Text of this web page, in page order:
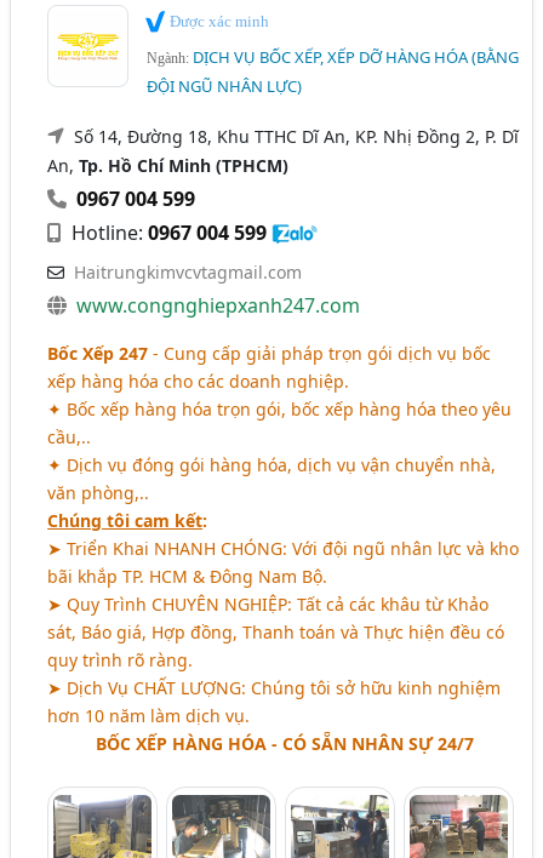
Được xác minh
Ngành: DỊCH VỤ BỐC XẾP, XẾP DỠ HÀNG HÓA (BẰNG
ĐỘI NGŨ NHÂN LỰC)
Số 14, Đường 18, Khu TTHC Dĩ An, KP. Nhị Đồng 2, P. Dĩ
An,Tp. Hồ Chí Minh (TPHCM)
0967 004 599
Hotline:0967 004 599
Haitrungkimvcvtagmail.com
www.congnghiepxanh247.com
Bốc Xếp 247 - Cung cấp giải pháp trọn gói dịch vụ bốc
xếp hàng hóa cho các doanh nghiệp.
✦ Bốc xếp hàng hóa trọn gói, bốc xếp hàng hóa theo yêu
cầu,..
✦ Dịch vụ đóng gói hàng hóa, dịch vụ vận chuyển nhà,
văn phòng,..
Chúng tôi cam kết:
➤ Triển Khai NHANH CHÓNG: Với đội ngũ nhân lực và kho
bãi khắp TP. HCM & Đông Nam Bộ.
➤ Quy TrìnhCHUYÊN NGHIỆP: Tất cả các khâu từ Khảo
sát, Báo giá, Hợp đồng, Thanh toán và Thực hiện đều có
quy trình rõ ràng.
➤ Dịch VụCHẤT LƯỢNG: Chúng tôi sở hữu kinh nghiệm
hơn 10 năm làm dịch vụ.
BỐC XẾP HÀNG HÓA - CÓ SẴN NHÂN SỰ 24/7